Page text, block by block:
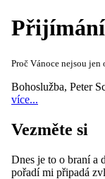
Proč Vánoce nejsou jen
Bohoslužba, Peter
více...
Vezměte si
Dnes je to o braní a
pořadí mi připadá